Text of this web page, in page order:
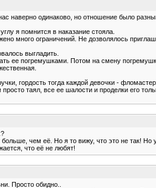
наверно одинаково, но отношение было
я помнится в наказание стояла.
много ограничений. Не дозволялось
выгладить.
ее погремушками. Потом на смену
гордость тогда каждой девочки -
таял, все ее шалости и проделки его
чем её. Но я то вижу, что это не так!
что её не любят!
Просто обидно..